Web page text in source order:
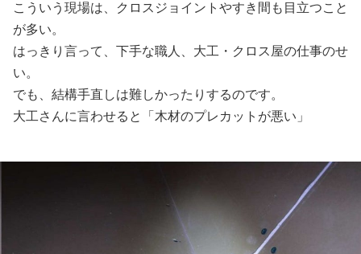
こういう現場は、クロスジョイントやすき間も目立つこと
が多い。
はっきり言って、下手な職人、大工・クロス屋の仕事のせ
い。
でも、結構手直しは難しかったりするのです。
大工さんに言わせると「木材のプレカットが悪い」